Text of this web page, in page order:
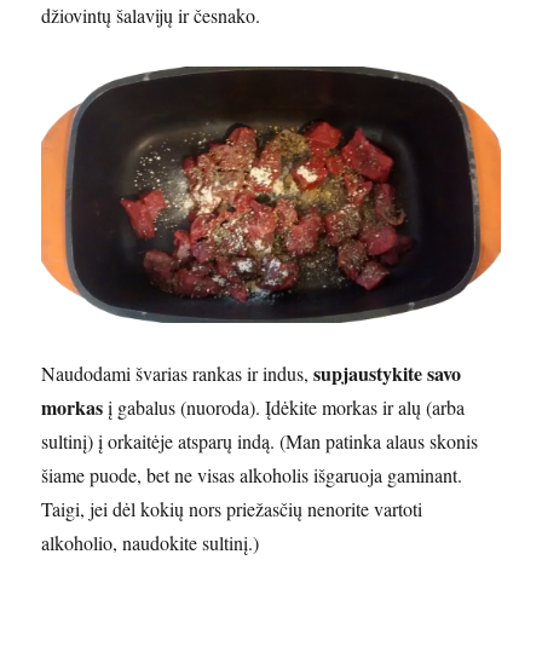
džiovintų šalavijų ir česnako.
Naudodami švarias rankas ir indus,supjaustykite savo
morkasį gabalus (nuoroda). Įdėkite morkas ir alų (arba
sultinį) į orkaitėje atsparų indą. (Man patinka alaus skonis
šiame puode, bet ne visas alkoholis išgaruoja gaminant.
Taigi, jei dėl kokių nors priežasčių nenorite vartoti
alkoholio, naudokite sultinį.)